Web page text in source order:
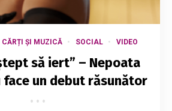
CĂRȚI ȘI MUZICĂ SOCIAL VIDEO
să iert” – Nepoata
face un debut răsunător